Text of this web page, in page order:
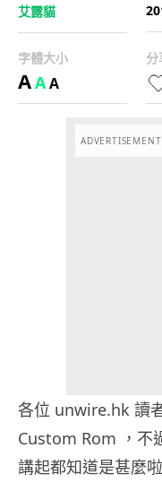
艾露貓
字體大小
AAA
分
ADVERTISEMENT
各位 unwire.hk 讀
Custom Rom ，不
講起都知道是甚麼啦